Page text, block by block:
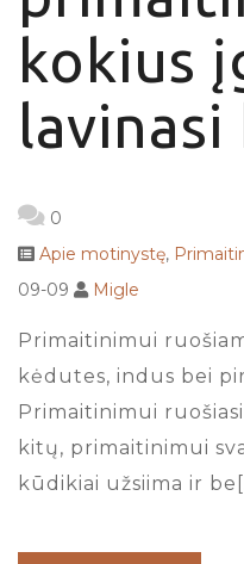
kokius
lavinasi
0
Apie motinystę,
09-09
Migle
Primaitinimui
kėdutes, indus bei
Primaitinimui
kitų, primaitinimui
kūdikiai užsiima ir